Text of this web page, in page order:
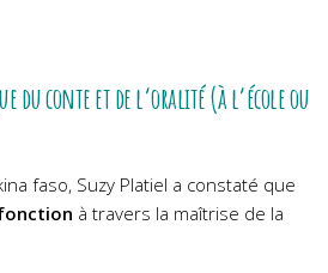
du conte et de l’oralité (à l’école ou
faso, Suzy Platiel a constaté que
à travers la maîtrise de la